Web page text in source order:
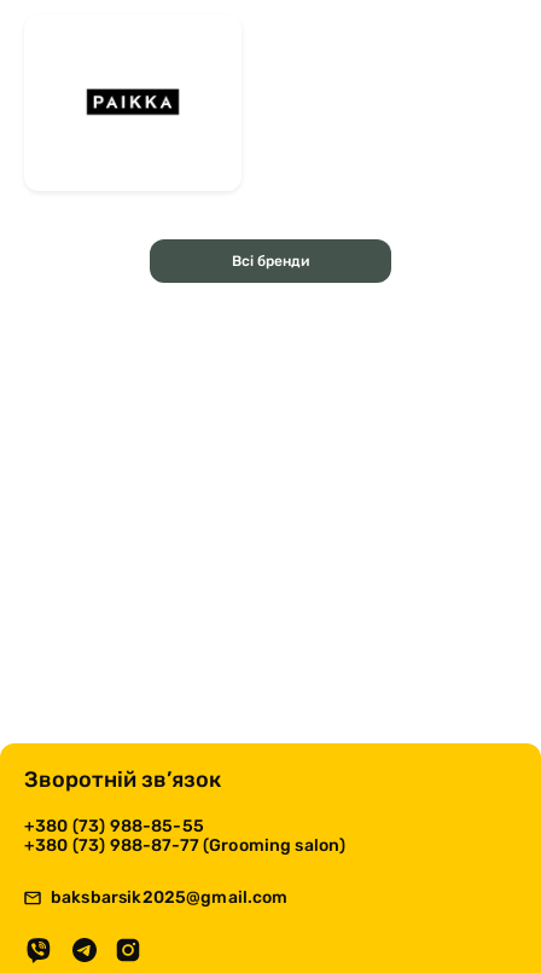
Всі бренди
Зворотній зв’язок
+380 (73) 988-85-55
+380 (73) 988-87-77 (Grooming salon)
baksbarsik2025@gmail.com